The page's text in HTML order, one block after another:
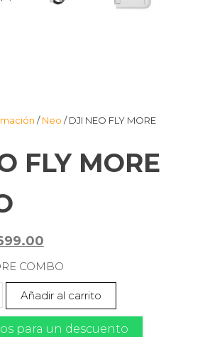
/Neo / DJI NEO FLY MORE
FLY MORE
El
precio
actual
es:
S/ 1,699.00.
COMBO
Añadir al carrito
para un descuento